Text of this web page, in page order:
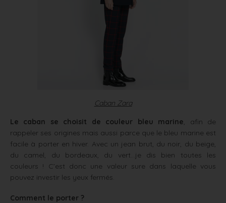
Caban Zara
Le caban se choisit de couleur bleu marine , afin de
rappeler ses origines mais aussi parce que le bleu marine est
facile à porter en hiver. Avec un jean brut, du noir, du beige,
du camel, du bordeaux, du vert…je dis bien toutes les
couleurs ! C’est donc une valeur sure dans laquelle vous
pouvez investir les yeux fermés.
Comment le porter ?